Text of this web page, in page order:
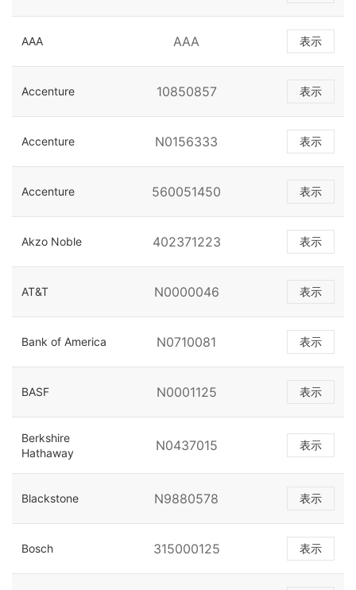
AAA AAA 表示
Accenture 10850857 表示
Accenture N0156333 表示
Accenture 560051450 表示
Akzo Noble 402371223 表示
AT&T N0000046 表示
Bank of America N0710081 表示
BASF N0001125 表示
Berkshire
Hathaway
N0437015 表示
Blackstone N9880578 表示
Bosch 315000125 表示